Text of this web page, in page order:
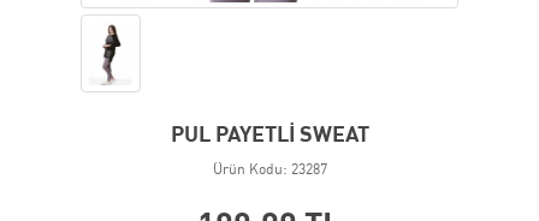
PUL PAYETLİ SWEAT
Ürün Kodu: 23287